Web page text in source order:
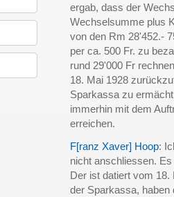
ergab, dass der
Wechselsumme plus
von den Rm 28'452.-
per ca. 500 Fr. zu
rund 29'000 Fr
18. Mai 1928
Sparkassa zu
immerhin mit dem
erreichen.
F[ranz Xaver] Hoop:
nicht anschliessen.
Der ist datiert vom
der Sparkassa,